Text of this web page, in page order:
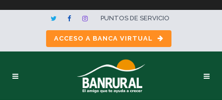
PUNTOS DE SERVICIO
ACCESO A BANCA VIRTUAL